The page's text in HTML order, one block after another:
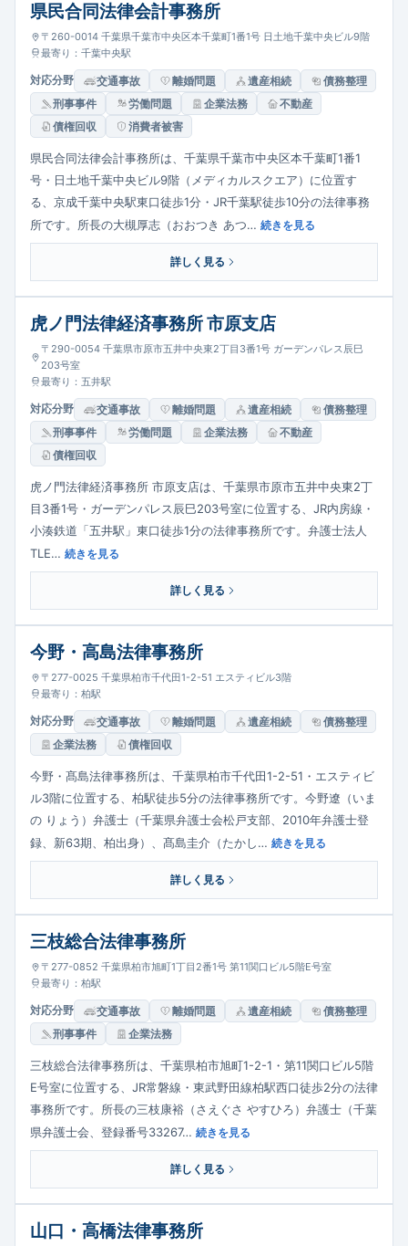
県民合同法律会計事務所
〒260-0014 千葉県千葉市中央区本千葉町1番1号 日土地千葉中央ビル9階
最寄り：千葉中央駅
対応分野 交通事故 離婚問題 遺産相続
債務整理
刑事事件
労働問題 企業法務
不動産
債権回収
消費者被害
県民合同法律会計事務所は、千葉県千葉市中央区本千葉町1番1
号・日土地千葉中央ビル9階（メディカルスクエア）に位置す
る、京成千葉中央駅東口徒歩1分・JR千葉駅徒歩10分の法律事務
所です。所長の大槻厚志（おおつき あつ… 続きを見る
詳しく見る
虎ノ門法律経済事務所 市原支店
〒290-0054 千葉県市原市五井中央東2丁目3番1号 ガーデンパレス辰巳
203号室
最寄り：五井駅
対応分野 交通事故 離婚問題 遺産相続
債務整理
刑事事件
労働問題 企業法務
不動産
債権回収
虎ノ門法律経済事務所 市原支店は、千葉県市原市五井中央東2丁
目3番1号・ガーデンパレス辰巳203号室に位置する、JR内房線・
小湊鉄道「五井駅」東口徒歩1分の法律事務所です。弁護士法人
TLE… 続きを見る
詳しく見る
今野・高島法律事務所
〒277-0025 千葉県柏市千代田1-2-51 エスティビル3階
最寄り：柏駅
対応分野 交通事故 離婚問題 遺産相続
債務整理
企業法務
債権回収
今野・髙島法律事務所は、千葉県柏市千代田1-2-51・エスティビ
ル3階に位置する、柏駅徒歩5分の法律事務所です。今野遼（いま
の りょう）弁護士（千葉県弁護士会松戸支部、2010年弁護士登
録、新63期、柏出身）、髙島圭介（たかし… 続きを見る
詳しく見る
三枝総合法律事務所
〒277-0852 千葉県柏市旭町1丁目2番1号 第11関口ビル5階E号室
最寄り：柏駅
対応分野 交通事故 離婚問題 遺産相続
債務整理
刑事事件
企業法務
三枝総合法律事務所は、千葉県柏市旭町1-2-1・第11関口ビル5階
E号室に位置する、JR常磐線・東武野田線柏駅西口徒歩2分の法律
事務所です。所長の三枝康裕（さえぐさ やすひろ）弁護士（千葉
県弁護士会、登録番号33267… 続きを見る
詳しく見る
山口・高橋法律事務所